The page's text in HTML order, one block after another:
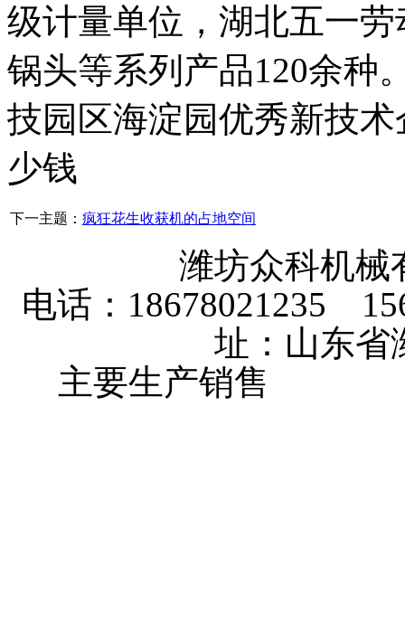
级计量单位，湖北五一
锅头等系列产品120余种
技园区海淀园优秀新技
少钱
下一主题： 疯狂花生收获机的占地空间
潍坊众科机
电话：18678021235
址：山东省
主要生产销售